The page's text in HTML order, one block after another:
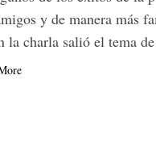
y de manera más
la charla salió el tema